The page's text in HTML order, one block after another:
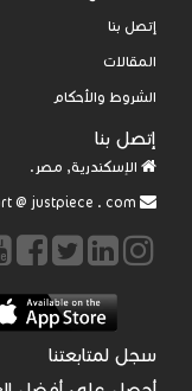
إتصل بنا
المقالات
الشروط والأحكام
إتصل بنا
الإسكندرية, مصر.
@ justpiece . com
سجل لمتابعتنا